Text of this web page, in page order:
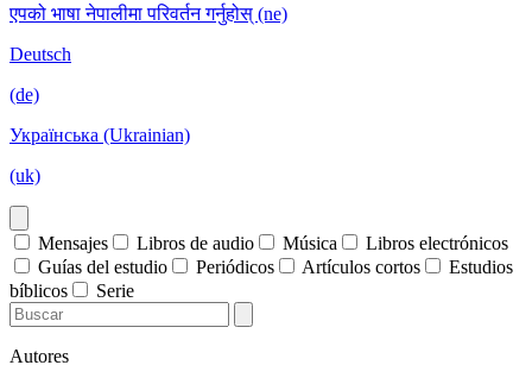
एपको भाषा नेपालीमा परिवर्तन गर्नुहोस् (ne)
Deutsch
(de)
Українська (Ukrainian)
(uk)
Mensajes Libros de audio Música
Libros electrónicos
Guías del estudio
Periódicos Artículos cortos
Estudios
bíblicos
Serie
Autores